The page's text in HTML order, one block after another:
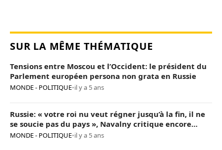
SUR LA MÊME THÉMATIQUE
Tensions entre Moscou et l’Occident: le président du
Parlement européen persona non grata en Russie
MONDE - POLITIQUE•il y a 5 ans
Russie: « votre roi nu veut régner jusqu’à la fin, il ne
se soucie pas du pays », Navalny critique encore
Poutine
MONDE - POLITIQUE•il y a 5 ans